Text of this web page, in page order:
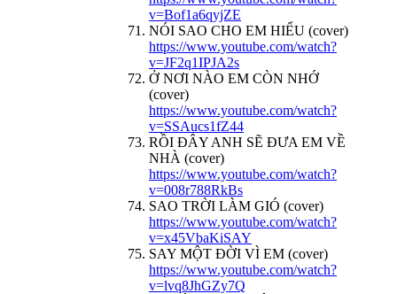
v=Bof1a6qyjZE
NÓI SAO CHO EM HIỂU (cover)
https://www.youtube.com/watch?
v=JF2q1IPJA2s
Ở NƠI NÀO EM CÒN NHỚ
(cover)
https://www.youtube.com/watch?
v=SSAucs1fZ44
RỒI ĐÂY ANH SẼ ĐƯA EM VỀ
NHÀ (cover)
https://www.youtube.com/watch?
v=008r788RkBs
SAO TRỜI LÀM GIÓ (cover)
https://www.youtube.com/watch?
v=x45VbaKiSAY
SAY MỘT ĐỜI VÌ EM (cover)
https://www.youtube.com/watch?
v=lvq8JhGZy7Q